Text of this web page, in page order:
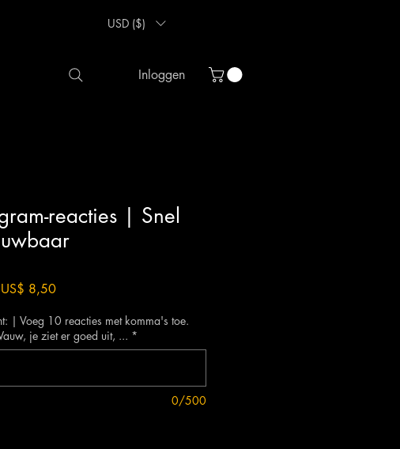
USD ($)
Inloggen
reacties | Snel
US$ 8,50Verkoopprijs
| Voeg 10 reacties met komma's toe.
je ziet er goed uit, ... *
0/500